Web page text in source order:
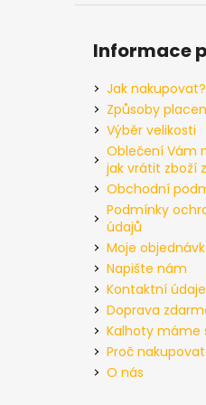
Informace
Jak nakupovat?
Způsoby
Výběr velikosti
Oblečení Vám
jak vrátit zboží
Obchodní
Podmínky
údajů
Moje
Napište nám
Kontaktní údaje
Doprava
Kalhoty máme
Proč
O nás